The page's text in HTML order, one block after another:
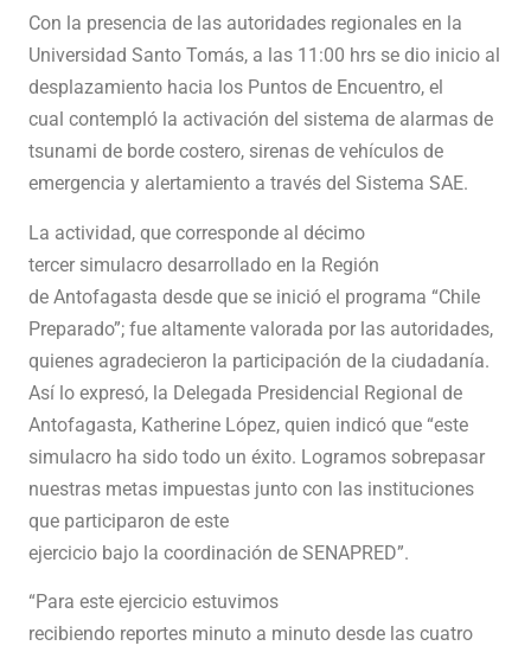
Con la presencia de las autoridades regionales en la
Universidad Santo Tomás, a las 11:00 hrs se dio inicio al
desplazamiento hacia los Puntos de Encuentro, el
cual contempló la activación del sistema de alarmas de
tsunami de borde costero, sirenas de vehículos de
emergencia y alertamiento a través del Sistema SAE.
La actividad, que corresponde al décimo
tercer simulacro desarrollado en la Región
de Antofagasta desde que se inició el programa “Chile
Preparado”; fue altamente valorada por las autoridades,
quienes agradecieron la participación de la ciudadanía.
Así lo expresó, la Delegada Presidencial Regional de
Antofagasta, Katherine López, quien indicó que “este
simulacro ha sido todo un éxito. Logramos sobrepasar
nuestras metas impuestas junto con las instituciones
que participaron de este
ejercicio bajo la coordinación de SENAPRED”.
“Para este ejercicio estuvimos
recibiendo reportes minuto a minuto desde las cuatro